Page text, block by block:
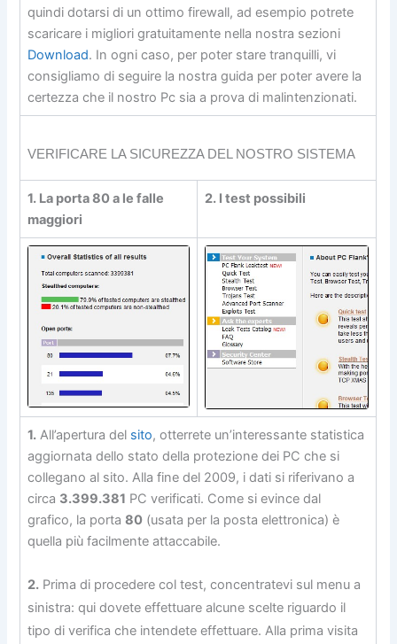
quindi dotarsi di un ottimo firewall, ad esempio potrete
scaricare i migliori gratuitamente nella nostra sezioni
Download. In ogni caso, per poter stare tranquilli, vi
consigliamo di seguire la nostra guida per poter avere la
certezza che il nostro Pc sia a prova di malintenzionati.
VERIFICARE LA SICUREZZA DEL NOSTRO SISTEMA
1. La porta 80 a le falle
maggiori
2. I test possibili
1. All’apertura del sito, otterrete un’interessante statistica
aggiornata dello stato della protezione dei PC che si
collegano al sito. Alla fine del 2009, i dati si riferivano a
circa 3.399.381 PC verificati. Come si evince dal
grafico, la porta80 (usata per la posta elettronica) è
quella più facilmente attaccabile.
2. Prima di procedere col test, concentratevi sul menu a
sinistra: qui dovete effettuare alcune scelte riguardo il
tipo di verifica che intendete effettuare. Alla prima visita